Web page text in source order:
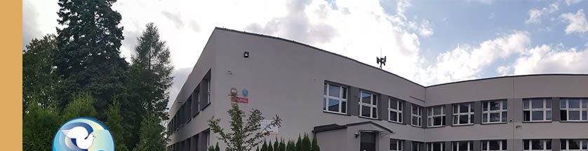
Przejdź do zawartości